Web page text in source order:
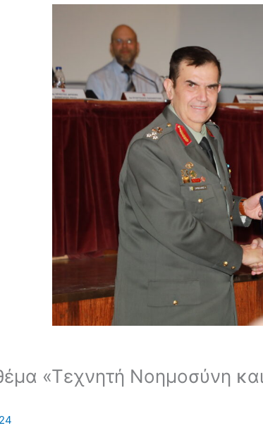
«Τεχνητή Νοημοσύνη